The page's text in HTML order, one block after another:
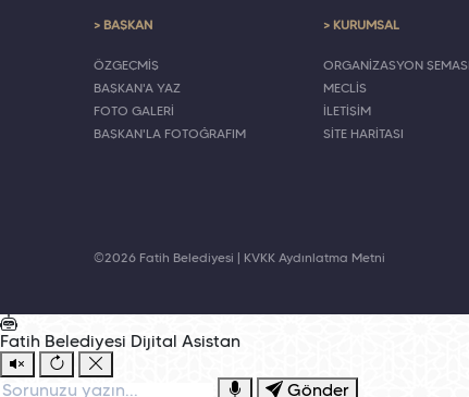
> BAŞKAN
ÖZGEÇMİŞ
BAŞKAN'A YAZ
FOTO GALERİ
BAŞKAN'LA FOTOĞRAFIM
> KURUMSAL
ORGANİZASYON ŞEMASI
MECLİS
İLETİŞİM
SİTE HARİTASI
©2026 Fatih Belediyesi | KVKK Aydınlatma Metni
Fatih Belediyesi Dijital Asistan
Gönder